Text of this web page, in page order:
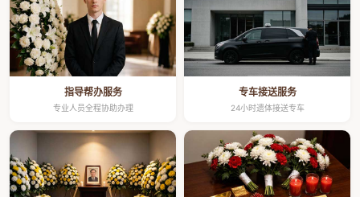
指导帮办服务
专业人员全程协助办理
专车接送服务
24小时遗体接送专车